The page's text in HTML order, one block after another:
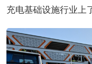
充电基础设施行业上